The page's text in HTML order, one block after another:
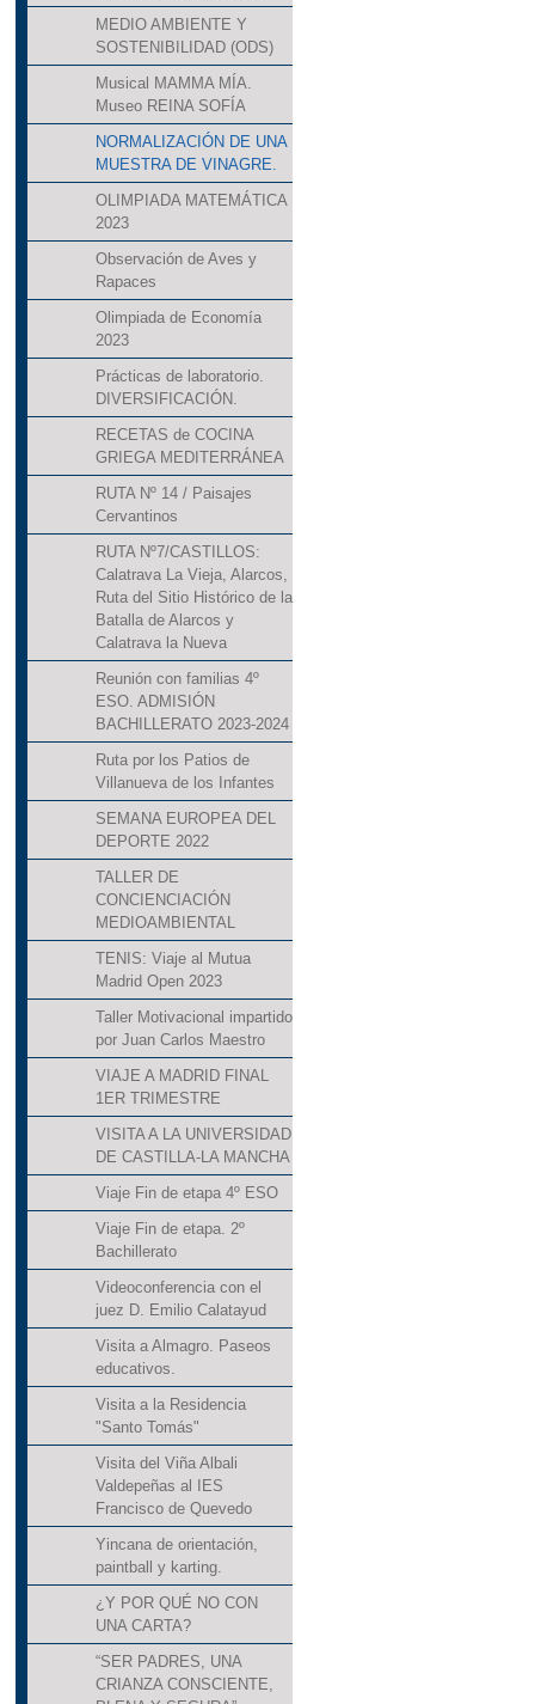
MEDIO AMBIENTE Y
SOSTENIBILIDAD (ODS)
Musical MAMMA MÍA.
Museo REINA SOFÍA
NORMALIZACIÓN DE UNA
MUESTRA DE VINAGRE.
OLIMPIADA MATEMÁTICA
2023
Observación de Aves y
Rapaces
Olimpiada de Economía
2023
Prácticas de laboratorio.
DIVERSIFICACIÓN.
RECETAS de COCINA
GRIEGA MEDITERRÁNEA
RUTA Nº 14 / Paisajes
Cervantinos
RUTA Nº7/CASTILLOS:
Calatrava La Vieja, Alarcos,
Ruta del Sitio Histórico de la
Batalla de Alarcos y
Calatrava la Nueva
Reunión con familias 4º
ESO. ADMISIÓN
BACHILLERATO 2023-2024
Ruta por los Patios de
Villanueva de los Infantes
SEMANA EUROPEA DEL
DEPORTE 2022
TALLER DE
CONCIENCIACIÓN
MEDIOAMBIENTAL
TENIS: Viaje al Mutua
Madrid Open 2023
Taller Motivacional impartido
por Juan Carlos Maestro
VIAJE A MADRID FINAL
1ER TRIMESTRE
VISITA A LA UNIVERSIDAD
DE CASTILLA-LA MANCHA
Viaje Fin de etapa 4º ESO
Viaje Fin de etapa. 2º
Bachillerato
Videoconferencia con el
juez D. Emilio Calatayud
Visita a Almagro. Paseos
educativos.
Visita a la Residencia
"Santo Tomás"
Visita del Viña Albali
Valdepeñas al IES
Francisco de Quevedo
Yincana de orientación,
paintball y karting.
¿Y POR QUÉ NO CON
UNA CARTA?
“SER PADRES, UNA
CRIANZA CONSCIENTE,